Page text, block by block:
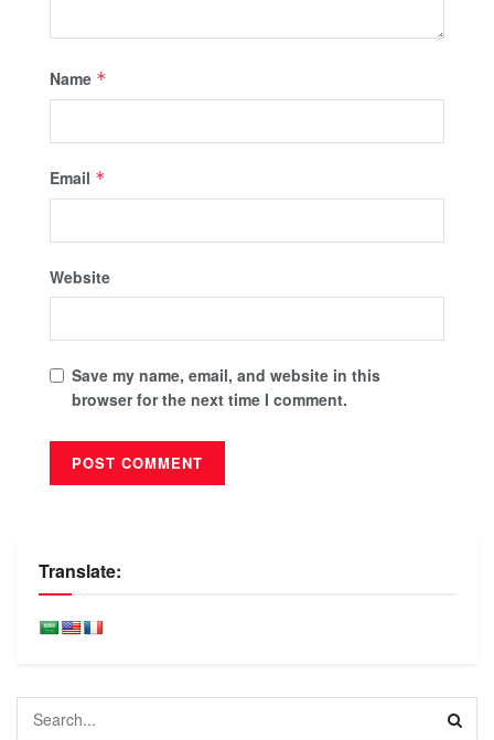
Name *
Email *
Website
Save my name, email, and website in this
browser for the next time I comment.
Translate: